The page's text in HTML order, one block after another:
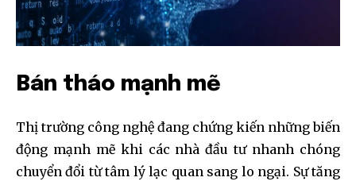
Bán tháo mạnh mẽ
Thị trường công nghệ đang chứng kiến những biến
động mạnh mẽ khi các nhà đầu tư nhanh chóng
chuyển đổi từ tâm lý lạc quan sang lo ngại. Sự tăng